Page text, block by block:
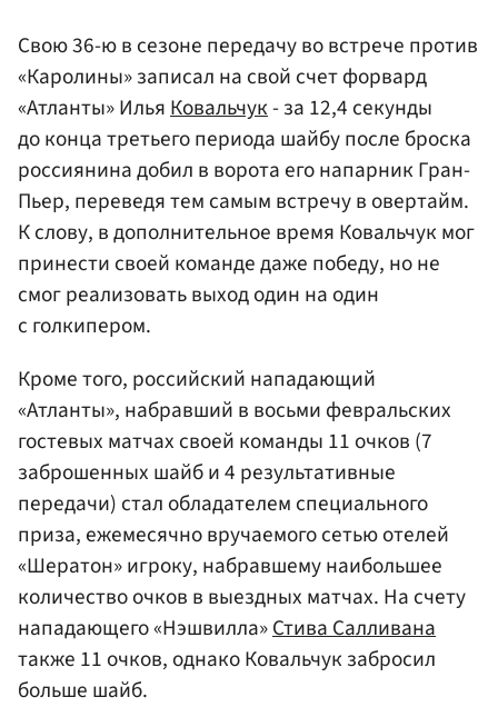
Свою 36-ю в сезоне передачу во встрече против
«Каролины» записал на свой счет форвард
«Атланты» ИльяКовальчук- за 12,4 секунды
до конца третьего периода шайбу после броска
россиянина добил в ворота его напарник Гран-
Пьер, переведя тем самым встречу в овертайм.
К слову, в дополнительное время Ковальчук мог
принести своей команде даже победу, но не
смог реализовать выход один на один
с голкипером.
Кроме того, российский нападающий
«Атланты», набравший в восьми февральских
гостевых матчах своей команды 11 очков (7
заброшенных шайб и 4 результативные
передачи) стал обладателем специального
приза, ежемесячно вручаемого сетью отелей
«Шератон» игроку, набравшему наибольшее
количество очков в выездных матчах. На счету
нападающего «Нэшвилла»Стива Салливана
также 11 очков, однако Ковальчук забросил
больше шайб.